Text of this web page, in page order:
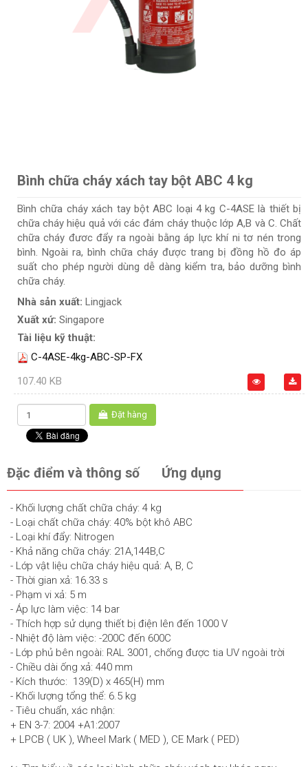
Bình chữa cháy xách tay bột ABC 4 kg
Bình chữa cháy xách tay bột ABC loại 4 kg C-4ASE là thiết bị
chữa cháy hiệu quả với các đám cháy thuộc lớp A,B và C. Chất
chữa cháy đươc đẩy ra ngoài bằng áp lực khí ni tơ nén trong
bình. Ngoài ra, bình chữa cháy được trang bị đồng hồ đo áp
suất cho phép người dùng dễ dàng kiểm tra, bảo dưỡng bình
chữa cháy.
Nhà sản xuất: Lingjack
Xuất xứ: Singapore
Tài liệu kỹ thuật:
C-4ASE-4kg-ABC-SP-FX
107.40 KB
Đặt hàng
Đặc điểm và thông số Ứng dụng
- Khối lượng chất chữa cháy: 4 kg
- Loại chất chữa cháy: 40% bột khô ABC
- Loại khí đẩy: Nitrogen
- Khả năng chữa cháy: 21A,144B,C
- Lớp vật liệu chữa cháy hiệu quả: A, B, C
- Thời gian xả: 16.33 s
- Phạm vi xả: 5 m
- Áp lực làm việc: 14 bar
- Thích hợp sử dụng thiết bị điện lên đến 1000 V
- Nhiệt độ làm việc: -200C đến 600C
- Lớp phủ bên ngoài: RAL 3001, chống được tia UV ngoài trời
- Chiều dài ống xả: 440 mm
- Kích thước: 139(D) x 465(H) mm
- Khối lượng tổng thể: 6.5 kg
- Tiêu chuẩn, xác nhận:
+ EN 3-7: 2004 +A1:2007
+ LPCB ( UK ), Wheel Mark ( MED ), CE Mark ( PED)